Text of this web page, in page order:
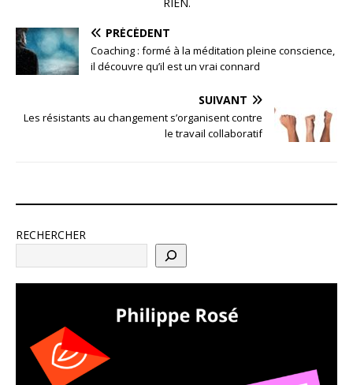
PRÉCÉDENT
Coaching : formé à la méditation pleine conscience,
il découvre qu’il est un vrai connard
SUIVANT
Les résistants au changement s’organisent contre
le travail collaboratif
RECHERCHER